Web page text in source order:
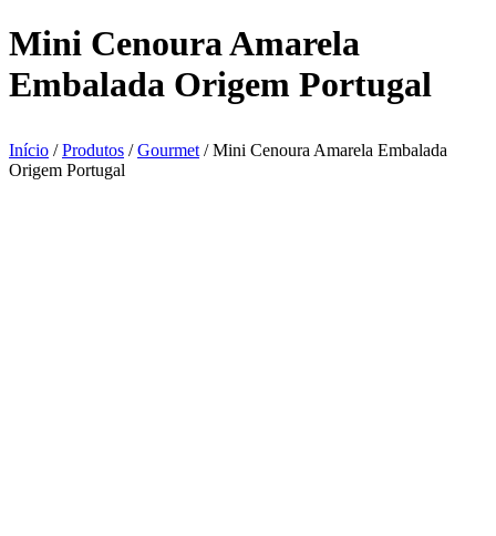
Mini Cenoura Amarela
Embalada Origem Portugal
Início /Produtos /Gourmet/ Mini Cenoura Amarela Embalada
Origem Portugal